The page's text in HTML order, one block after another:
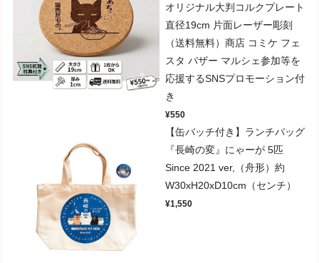
オリジナル大判コルクプレート
直径19cm 片面レーザー彫刻
（送料無料）商店 コミケ フェ
スタ バザー マルシェ参加等を
応援するSNSプロモーション付
き
¥550
【缶バッチ付き】ランチバッグ
『長崎の変』にゃーが 5匹
Since 2021 ver,（舟形）約
W30xH20xD10cm（センチ）
¥1,550